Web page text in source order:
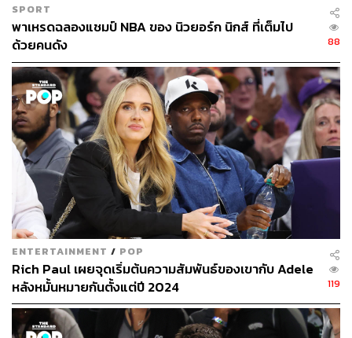
ความน่าสนใจอย่างหนึ่งในตอนนั้น คือ ดันแคน เพิ่งเข้า NBA
ได้แค่ 2 ปี แต่กลับโชว์ฟอร์มระดับปีศาจ ทำสกอร์มากสุดให้ส
เปอร์ส ทั้ง 4 เกม ที่พวกเขาชนะ 4-1 ในซีรีส์ ที่ 33 คะแนน, 25
คะแนน, 28 คะแนน และ 31 คะแนน
ตรงกันข้ามกับ สปรีเวลล์ ที่เมื่อทำคะแนนมากสุดให้นิกส์ แม้
จะทำได้ 19 คะแนน, 26 คะแนน (2 เกม) และ 35 คะแนน
กลายเป็นนิกส์แพ้ในทุกเกมที่เขาทำคะแนนมากที่สุดให้ทีมใน
ซีรีส์นั้น
ภาพในตอนนั้น จึงอาจจะทับซ้อนกับปัจจุบัน ที่ วิคเตอร์ เวม
บันยามา เป็นหัวใจของทีมเหมือนตอนที่ ทิม ดันแคน เป็นกับ
ทีมในยุคปี 1999
จากสถิติที่ผ่านมา 23 จาก 26 แชมป์ล่าสุด มีเกมรับติด Top 10
ในช่วงฤดูกาลปกติ และนี่จะเป็นอีกครั้ง ที่แชมป์ NBA จะมีทีม
รับติดอันดับท็อป 10 แน่นอน เนื่องจาก นิกส์ คือทีมรับอันดับ 5
SPORT
พาเหรดฉลองแชมป์ NBA ของ นิวยอร์ก นิกส์ ที่เต็มไป
ด้วยคนดัง
88
ENTERTAINMENT / POP
Rich Paul เผยจุดเริ่มต้นความสัมพันธ์ของเขากับ Adele
หลังหมั้นหมายกันตั้งแต่ปี 2024
119